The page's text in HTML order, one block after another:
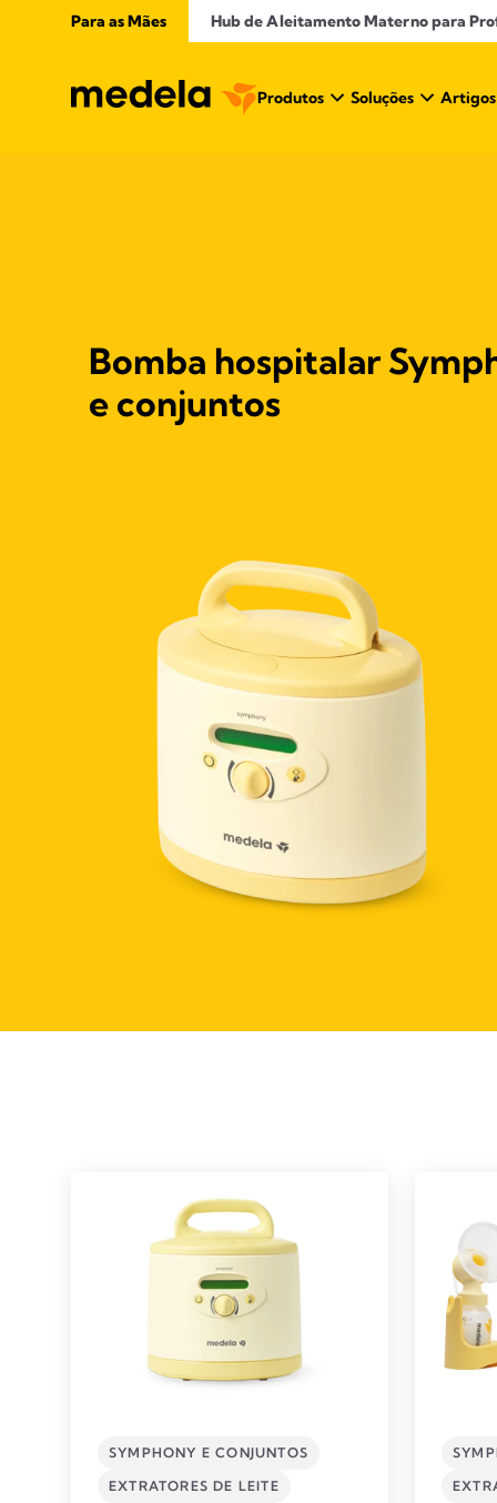
Para as Mães Hub de Aleitamento Materno para
Produtos Soluções Artigos
Bomba hospitalar
e conjuntos
SYMPHONY E CONJUNTOS
EXTRATORES DE LEITE​